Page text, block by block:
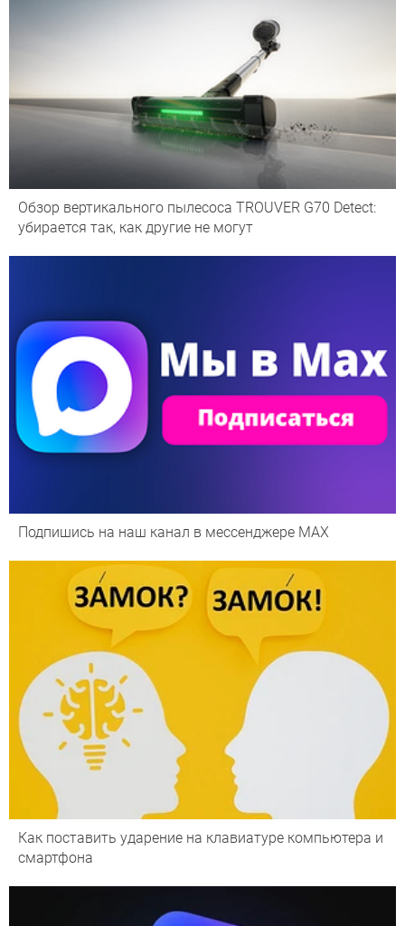
Обзор вертикального пылесоса TROUVER G70 Detect:
убирается так, как другие не могут
Подпишись на наш канал в мессенджере МАХ
Как поставить ударение на клавиатуре компьютера и
смартфона